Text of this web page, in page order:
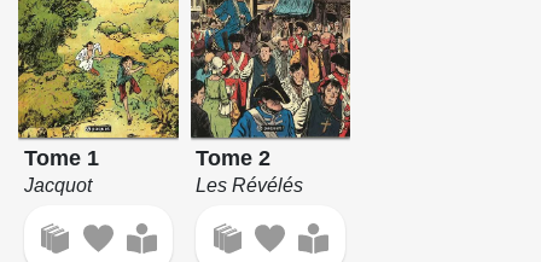
Tome 1
Jacquot
Tome 2
Les Révélés